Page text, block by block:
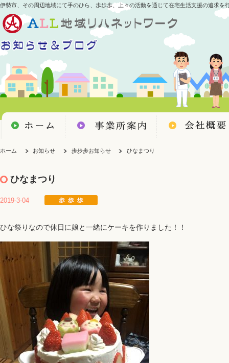
伊勢市、その周辺地域にて手のひら、歩歩歩、上々の活動を通じて在宅生活支援の追求を
ホーム お知らせ 歩歩歩お知らせ ひなまつり
ひなまつり
2019-3-04
ひな祭りなので休日に娘と一緒にケーキを作りました！！